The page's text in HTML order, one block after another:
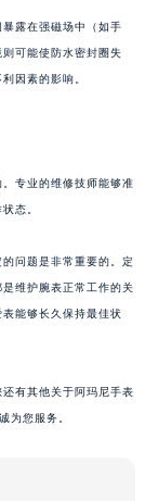
露在强磁场中（如手
可能使防水密封圈失
因素的影响。
专业的维修技师能够准
态。
问题是非常重要的。定
维护腕表正常工作的关
能够长久保持最佳状
有其他关于阿玛尼手表
为您服务。